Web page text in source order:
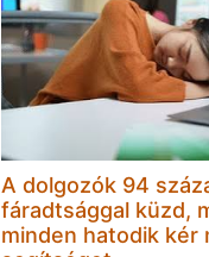
A dolgozók 94
fáradtsággal küzd,
minden hatodik kér